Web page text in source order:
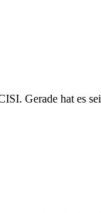
Gerade hat es